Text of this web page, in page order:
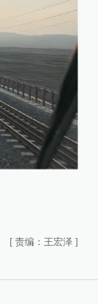
[ 责编：王宏泽 ]